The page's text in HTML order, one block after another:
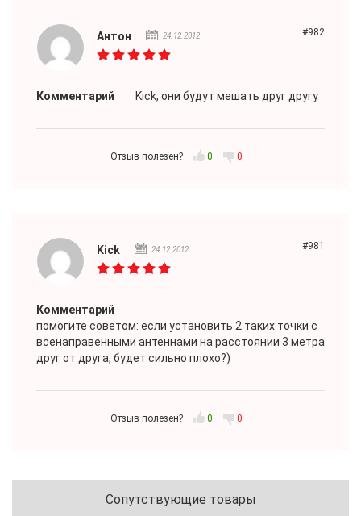
#982
Антон 24.12.2012
Комментарий Kick, они будут мешать друг другу
Отзыв полезен? 0 0
#981
Kick 24.12.2012
Комментарий
помогите советом: если установить 2 таких точки с
всенаправенными антеннами на расстоянии 3 метра
друг от друга, будет сильно плохо?)
Отзыв полезен? 0 0
Сопутствующие товары